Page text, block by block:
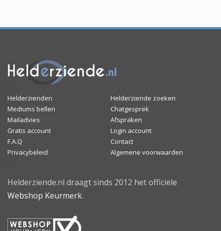
Helderzienden
Helderziende zoeken
Mediums bellen
Chatgesprek
Mailadvies
Afspraken
Gratis account
Login account
F.A.Q
Contact
Privacybeleid
Algemene voorwaarden
Helderziende.nl draagt sinds 2012 het officiële
Webshop Keurmerk.